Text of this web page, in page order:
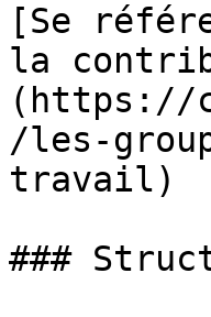
[Se
la
(https://
/les-
travail)
###